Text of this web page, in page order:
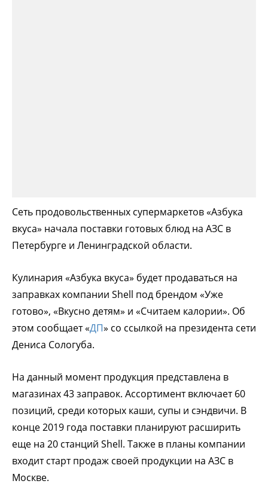
Сеть продовольственных супермаркетов «Азбука
вкуса» начала поставки готовых блюд на АЗС в
Петербурге и Ленинградской области.
Кулинария «Азбука вкуса» будет продаваться на
заправках компании Shell под брендом «Уже
готово», «Вкусно детям» и «Считаем калории». Об
этом сообщает «ДП» со ссылкой на президента сети
Дениса Сологуба.
На данный момент продукция представлена в
магазинах 43 заправок. Ассортимент включает 60
позиций, среди которых каши, супы и сэндвичи. В
конце 2019 года поставки планируют расширить
еще на 20 станций Shell. Также в планы компании
входит старт продаж своей продукции на АЗС в
Москве.